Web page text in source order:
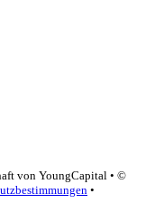
von YoungCapital • ©
•